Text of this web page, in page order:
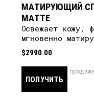
МАТИРУЮЩИЙ
MATTE
Освежает кожу, фиксирующий спрей,
мгновенно
$2990.00
ПОЛУЧИТЬ
скоро в